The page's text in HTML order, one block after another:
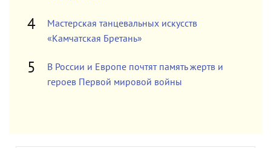
Мастерская танцевальных искусств
«Камчатская Бретань»
В России и Европе почтят память жертв и
героев Первой мировой войны